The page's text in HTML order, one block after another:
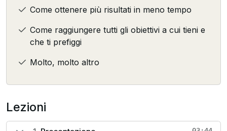
Come ottenere più risultati in meno tempo
Come raggiungere tutti gli obiettivi a cui tieni e
che ti prefiggi
Molto, molto altro
Lezioni